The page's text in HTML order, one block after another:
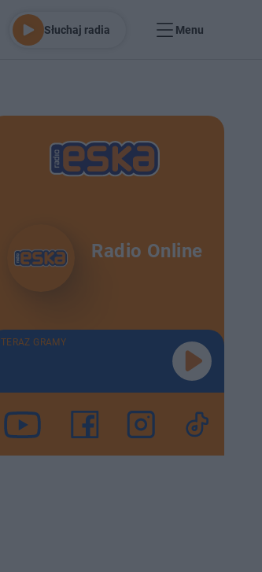
Słuchaj radia Menu
Radio Online
TERAZ GRAMY